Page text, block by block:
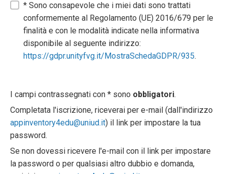
* Sono consapevole che i miei dati sono trattati
conformemente al Regolamento (UE) 2016/679 per le
finalità e con le modalità indicate nella informativa
disponibile al seguente indirizzo:
https://gdpr.unityfvg.it/MostraSchedaGDPR/935.
I campi contrassegnati con * sono obbligatori.
Completata l'iscrizione, riceverai per e-mail (dall'indirizzo
appinventory4edu@uniud.it) il link per impostare la tua
password.
Se non dovessi ricevere l'e-mail con il link per impostare
la password o per qualsiasi altro dubbio e domanda,